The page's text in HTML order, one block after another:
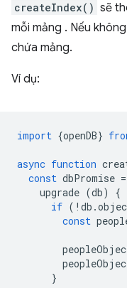
createIndex() sẽ
mỗi mảng . Nếu
chứa mảng.
Ví dụ:
import {openDB}
async function
const dbPromise =
upgrade (db)
{
if ( ! db .
const
}